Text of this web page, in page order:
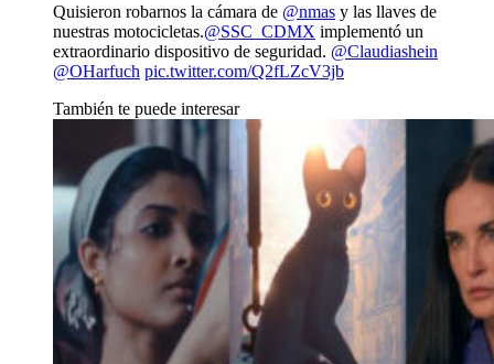
Quisieron robarnos la cámara de @nmas y las llaves de
nuestras motocicletas.@SSC_CDMX implementó un
extraordinario dispositivo de seguridad. @Claudiashein
@OHarfuch pic.twitter.com/Q2fLZcV3jb
También te puede interesar